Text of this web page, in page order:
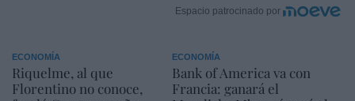
Espacio patrocinado por
ECONOMÍA
Riquelme, al que
Florentino no conoce,
ECONOMÍA
Bank of America va con
Francia: ganará el